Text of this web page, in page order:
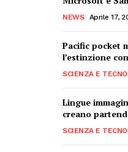
NEWS Aprile 17,
Pacific pocket
l’estinzione
SCIENZA E
Lingue
creano
SCIENZA E